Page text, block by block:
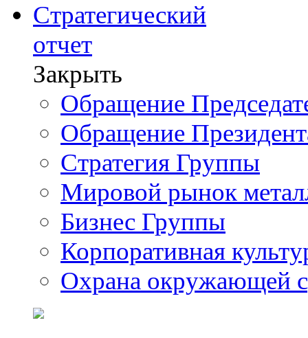
Стратегический
отчет
Закрыть
Обращение
Обращение
Стратегия Группы
Мировой рынок
Бизнес Группы
Корпоративная
Охрана окружающей